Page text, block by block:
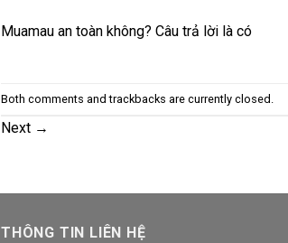
Muamau an toàn không? Câu trả lời là có
Both comments and trackbacks are currently closed.
Next →
THÔNG TIN LIÊN HỆ